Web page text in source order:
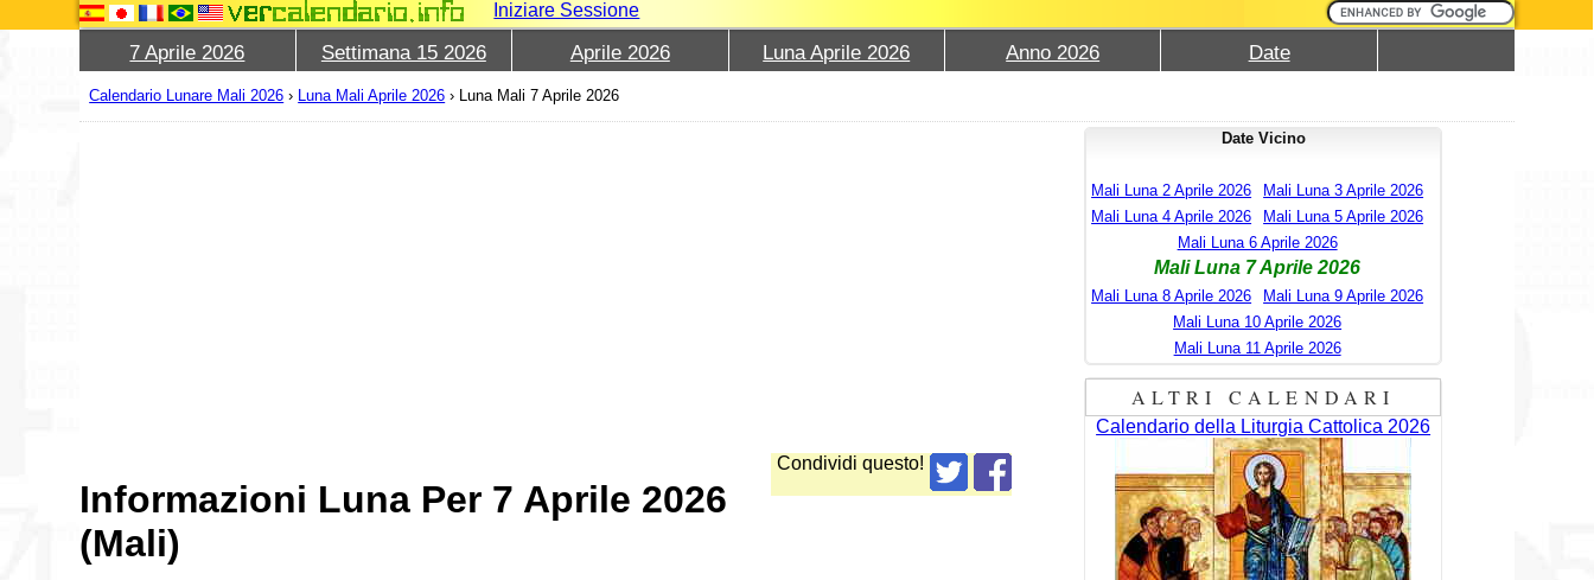
Iniziare Sessione
7 Aprile 2026 Settimana 15 2026 Aprile 2026 Luna Aprile 2026 Anno 2026 Date
Calendario Lunare Mali 2026 › Luna Mali Aprile 2026 › Luna Mali 7 Aprile 2026
Condividi questo!
Informazioni Luna Per 7 Aprile 2026
(Mali)
Date Vicino
Mali Luna 2 Aprile 2026
Mali Luna 3 Aprile 2026
Mali Luna 4 Aprile 2026
Mali Luna 5 Aprile 2026
Mali Luna 6 Aprile 2026
Mali Luna 7 Aprile 2026
Mali Luna 8 Aprile 2026
Mali Luna 9 Aprile 2026
Mali Luna 10 Aprile 2026
Mali Luna 11 Aprile 2026
ALTRI CALENDARI
Calendario della Liturgia Cattolica 2026